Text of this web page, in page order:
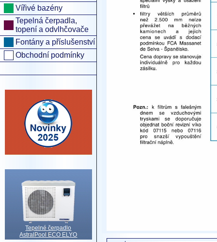
Vířivé bazény
Tepelná čerpadla,
topení a odvlhčovače
Fontány a příslušenství
Obchodní podmínky
Tepelné čerpadlo
AstralPool ECO ELYO